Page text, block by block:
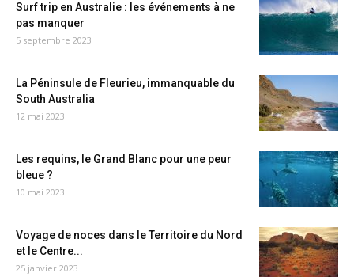
Surf trip en Australie : les événements à ne
pas manquer
5 septembre 2023
La Péninsule de Fleurieu, immanquable du
South Australia
12 mai 2023
Les requins, le Grand Blanc pour une peur
bleue ?
10 mai 2023
Voyage de noces dans le Territoire du Nord
et le Centre...
25 janvier 2023